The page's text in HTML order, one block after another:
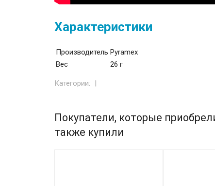
Характеристики
Производитель Pyramex
Вес
26 г
Категории:
Покупатели, которые
также купили